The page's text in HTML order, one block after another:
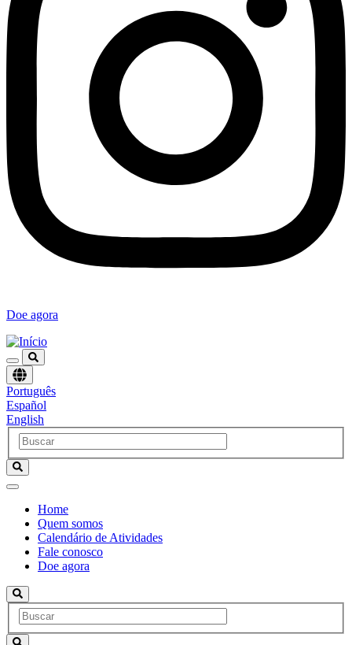
Doe agora
Escolha
um
idioma
Português
Español
English
Navegación
principal
Home
Quem somos
Calendário de Atividades
Fale conosco
Doe agora